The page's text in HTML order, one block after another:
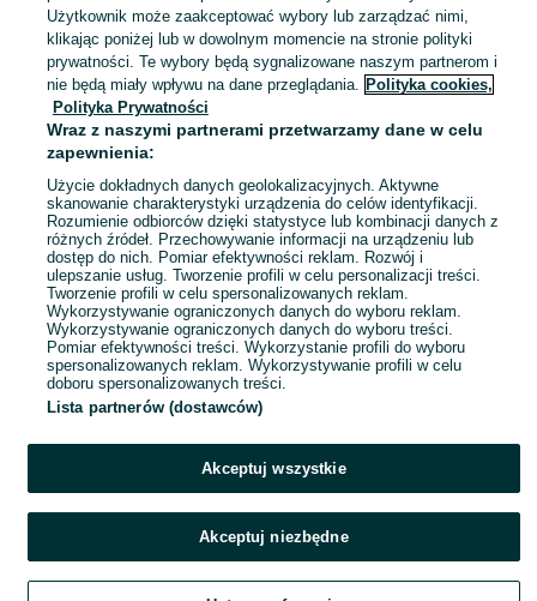
Wołomin
27 lipca 2026
2 000 zł
Kobyłka
22 lipca 2026
Użytkownik może zaakceptować wybory lub zarządzać nimi,
klikając poniżej lub w dowolnym momencie na stronie polityki
prywatności. Te wybory będą sygnalizowane naszym partnerom i
nie będą miały wpływu na dane przeglądania. Polityka cookies,
Polityka Prywatności
Wraz z naszymi partnerami przetwarzamy dane w celu
zapewnienia:
Użycie dokładnych danych geolokalizacyjnych. Aktywne
skanowanie charakterystyki urządzenia do celów identyfikacji.
Rozumienie odbiorców dzięki statystyce lub kombinacji danych z
różnych źródeł. Przechowywanie informacji na urządzeniu lub
dostęp do nich. Pomiar efektywności reklam. Rozwój i
ulepszanie usług. Tworzenie profili w celu personalizacji treści.
Tworzenie profili w celu spersonalizowanych reklam.
Wykorzystywanie ograniczonych danych do wyboru reklam.
Wykorzystywanie ograniczonych danych do wyboru treści.
Pomiar efektywności treści. Wykorzystanie profili do wyboru
spersonalizowanych reklam. Wykorzystywanie profili w celu
doboru spersonalizowanych treści.
Lista partnerów (dostawców)
Akceptuj wszystkie
Akceptuj niezbędne